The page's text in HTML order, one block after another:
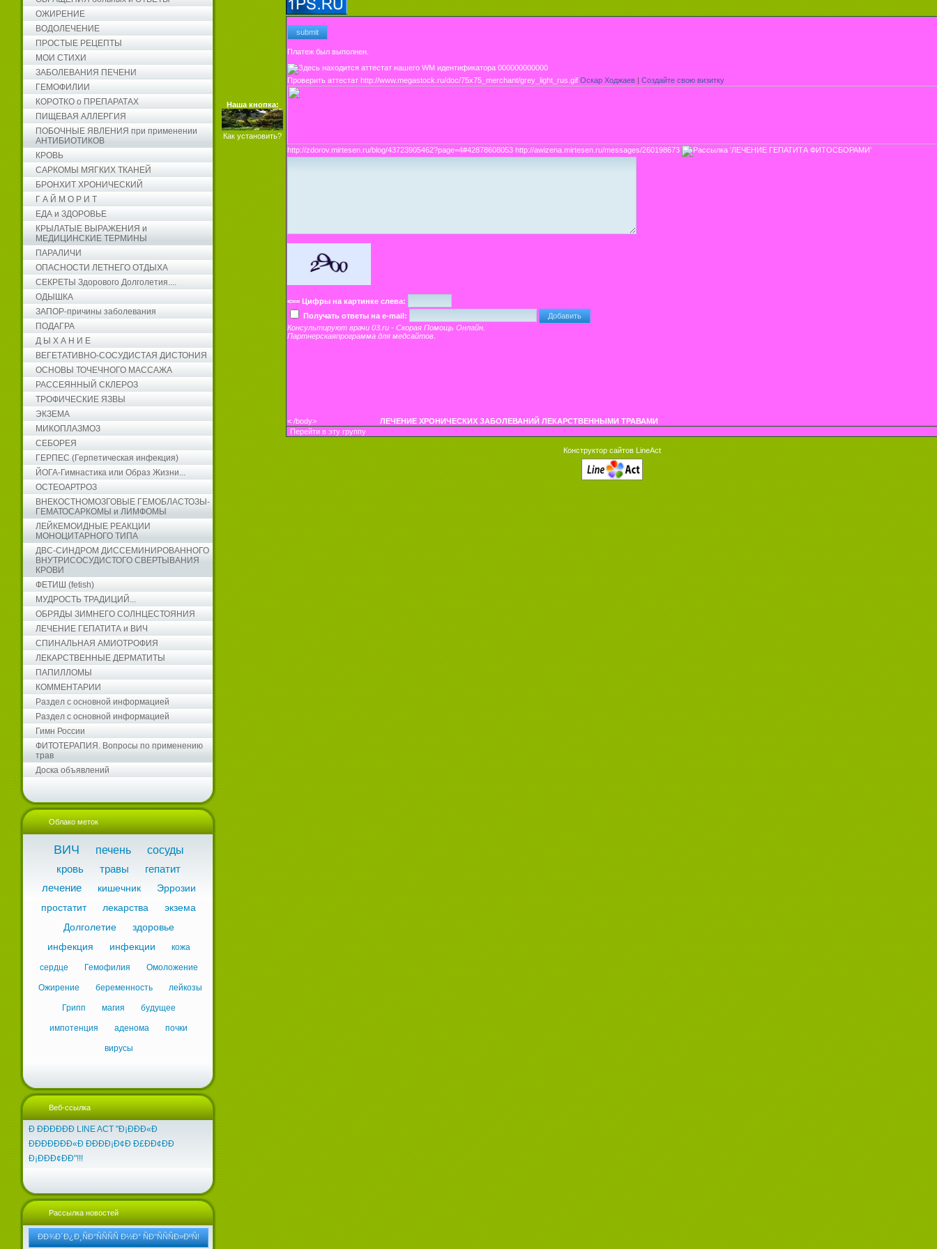
ОЖИРЕНИЕ
ВОДОЛЕЧЕНИЕ
ПРОСТЫЕ РЕЦЕПТЫ
МОИ СТИХИ
ЗАБОЛЕВАНИЯ ПЕЧЕНИ
ГЕМОФИЛИИ
КОРОТКО о ПРЕПАРАТАХ
ПИЩЕВАЯ АЛЛЕРГИЯ
ПОБОЧНЫЕ ЯВЛЕНИЯ при применении
АНТИБИОТИКОВ
КРОВЬ
САРКОМЫ МЯГКИХ ТКАНЕЙ
БРОНХИТ ХРОНИЧЕСКИЙ
Г А Й М О Р И Т
ЕДА и ЗДОРОВЬЕ
КРЫЛАТЫЕ ВЫРАЖЕНИЯ и
МЕДИЦИНСКИЕ ТЕРМИНЫ
ПАРАЛИЧИ
ОПАСНОСТИ ЛЕТНЕГО ОТДЫХА
СЕКРЕТЫ Здорового Долголетия....
ОДЫШКА
ЗАПОР-причины заболевания
ПОДАГРА
Д Ы Х А Н И Е
ВЕГЕТАТИВНО-СОСУДИСТАЯ ДИСТОНИЯ
ОСНОВЫ ТОЧЕЧНОГО МАССАЖА
РАССЕЯННЫЙ СКЛЕРОЗ
ТРОФИЧЕСКИЕ ЯЗВЫ
ЭКЗЕМА
МИКОПЛАЗМОЗ
СЕБОРЕЯ
ГЕРПЕС (Герпетическая инфекция)
ЙОГА-Гимнастика или Образ Жизни...
ОСТЕОАРТРОЗ
ВНЕКОСТНОМОЗГОВЫЕ ГЕМОБЛАСТОЗЫ-
ГЕМАТОСАРКОМЫ и ЛИМФОМЫ
ЛЕЙКЕМОИДНЫЕ РЕАКЦИИ
МОНОЦИТАРНОГО ТИПА
ДВС-СИНДРОМ ДИССЕМИНИРОВАННОГО
ВНУТРИСОСУДИСТОГО СВЕРТЫВАНИЯ
КРОВИ
ФЕТИШ (fetish)
МУДРОСТЬ ТРАДИЦИЙ...
ОБРЯДЫ ЗИМНЕГО СОЛНЦЕСТОЯНИЯ
ЛЕЧЕНИЕ ГЕПАТИТА и ВИЧ
СПИНАЛЬНАЯ АМИОТРОФИЯ
ЛЕКАРСТВЕННЫЕ ДЕРМАТИТЫ
ПАПИЛЛОМЫ
КОММЕНТАРИИ
Раздел с основной информацией
Раздел с основной информацией
Гимн России
ФИТОТЕРАПИЯ. Вопросы по применению
трав
Доска объявлений
Облако меток
ВИЧ печень сосуды
кровь травы
гепатит
лечение
кишечник
Эррозии
простатит
лекарства
экзема
Долголетие
здоровье
инфекция
инфекции кожа
сердце Гемофилия Омоложение
Ожирение беременность лейкозы
Грипп магия будущее
импотенция аденома почки
вирусы
Веб-ссылка
Ð ÐÐÐÐÐÐ LINE ACT "Ð¡ÐÐÐ«Ð
ÐÐÐÐÐÐÐ«Ð ÐÐÐÐ¡Ð¢Ð Ð£ÐÐ¢ÐÐ
Ð¡ÐÐÐ¢ÐÐ"!!!
Рассылка новостей
Наша кнопка:
Как установить?
Платеж был выполнен.
Проверить аттестат http://www.megastock.ru/doc/75x75_merchant/grey_light_rus.gif Оскар Ходжаев | Создайте свою визитку
http://zdorov.mirtesen.ru/blog/43723905462?page=4#42878608053 http://awizena.mirtesen.ru/messages/260198673
<== Цифры на картинке слева:
Получать ответы на e-mail:
Консультируют врачи 03.ru - Скорая Помощь Онлайн
Партнерскаяпрограмма для медсайтов.
< /body>
ЛЕЧЕНИЕ ХРОНИЧЕСКИХ ЗАБОЛЕВАНИЙ ЛЕКАРСТВЕННЫМИ ТРАВАМИ
Перейти в эту группу
Конструктор сайтов LineAct